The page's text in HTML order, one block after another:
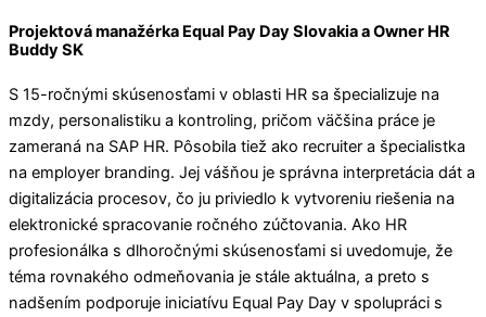
Projektová manažérka Equal Pay Day Slovakia a Owner HR
Buddy SK
S 15-ročnými skúsenosťami v oblasti HR sa špecializuje na
mzdy, personalistiku a kontroling, pričom väčšina práce je
zameraná na SAP HR. Pôsobila tiež ako recruiter a špecialistka
na employer branding. Jej vášňou je správna interpretácia dát a
digitalizácia procesov, čo ju priviedlo k vytvoreniu riešenia na
elektronické spracovanie ročného zúčtovania. Ako HR
profesionálka s dlhoročnými skúsenosťami si uvedomuje, že
téma rovnakého odmeňovania je stále aktuálna, a preto s
nadšením podporuje iniciatívu Equal Pay Day v spolupráci s